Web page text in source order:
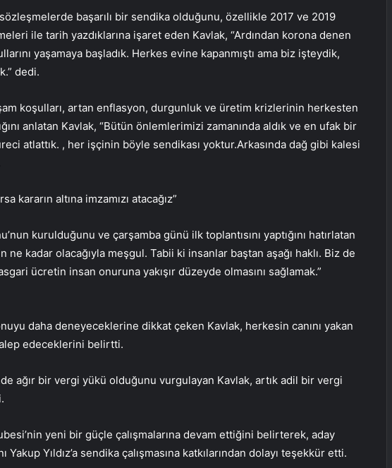
başarılı bir sendika olduğunu, özellikle 2017 ve 2019
ile tarih yazdıklarına işaret eden Kavlak, “Ardından korona denen
yaşamaya başladık. Herkes evine kapanmıştı ama biz işteydik,
dedi.
koşulları, artan enflasyon, durgunluk ve üretim krizlerinin herkesten
anlatan Kavlak, “Bütün önlemlerimizi zamanında aldık ve en ufak bir
atlattık. , her işçinin böyle sendikası yoktur.Arkasında dağ gibi kalesi
kararın altına imzamızı atacağız”
kurulduğunu ve çarşamba günü ilk toplantısını yaptığını hatırlatan
ne kadar olacağıyla meşgul. Tabii ki insanlar baştan aşağı haklı. Biz de
ücretin insan onuruna yakışır düzeyde olmasını sağlamak.”
daha deneyeceklerine dikkat çeken Kavlak, herkesin canını yakan
edeceklerini belirtti.
ağır bir vergi yükü olduğunu vurgulayan Kavlak, artık adil bir vergi
yeni bir güçle çalışmalarına devam ettiğini belirterek, aday
Yıldız’a sendika çalışmasına katkılarından dolayı teşekkür etti.